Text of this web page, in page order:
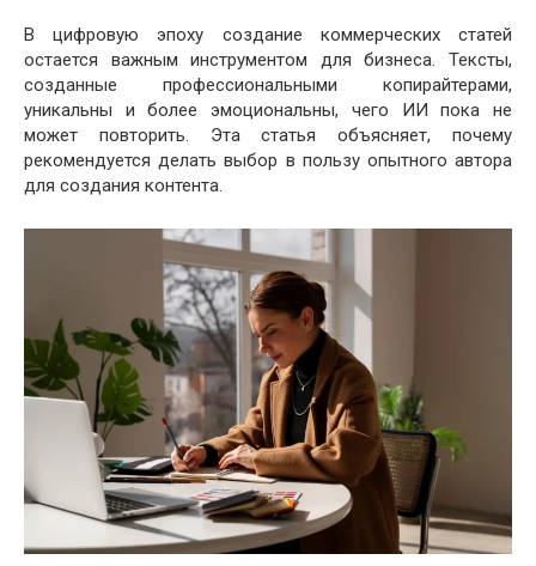
В цифровую эпоху создание коммерческих статей
остается важным инструментом для бизнеса. Тексты,
созданные профессиональными копирайтерами,
уникальны и более эмоциональны, чего ИИ пока не
может повторить. Эта статья объясняет, почему
рекомендуется делать выбор в пользу опытного автора
для создания контента.